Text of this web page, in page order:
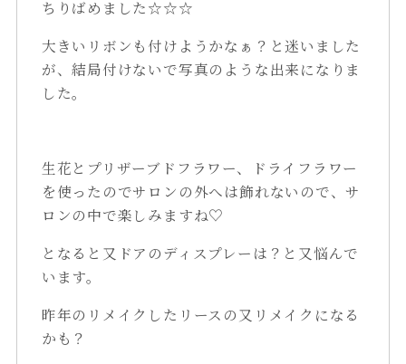
ちりばめました☆☆☆
大きいリボンも付けようかなぁ？と迷いました
が、結局付けないで写真のような出来になりま
した。
生花とプリザーブドフラワー、ドライフラワー
を使ったのでサロンの外へは飾れないので、サ
ロンの中で楽しみますね♡
となると又ドアのディスプレーは？と又悩んで
います。
昨年のリメイクしたリースの又リメイクになる
かも？